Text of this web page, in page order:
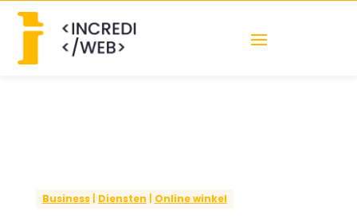
Business| Diensten Online winkel